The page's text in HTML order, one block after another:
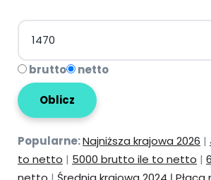
brutto netto
Oblicz
Popularne:Najniższa krajowa 2026 |
to netto | 5000 brutto ile to netto |
|